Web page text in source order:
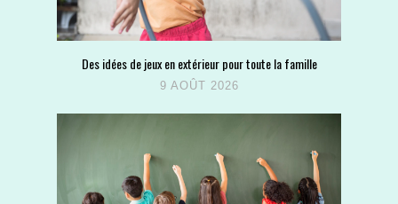
Des idées de jeux en extérieur pour toute la famille
9 AOÛT 2026